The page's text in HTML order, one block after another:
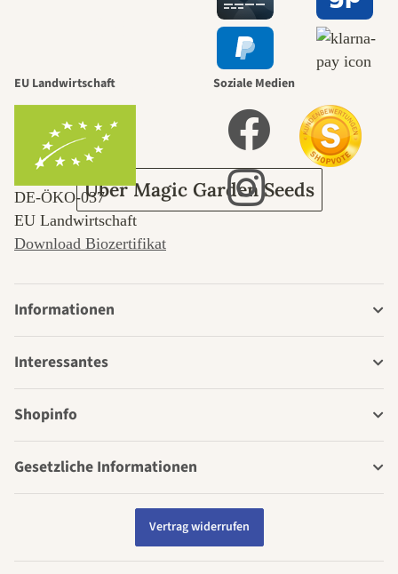
selbst führt
durch den
Garten
Über Magic Garden Seeds
EU Landwirtschaft
DE‑ÖKO‑037
EU Landwirtschaft
Download Biozertifikat
Soziale Medien
Informationen
Interessantes
Shopinfo
Gesetzliche Informationen
Vertrag widerrufen